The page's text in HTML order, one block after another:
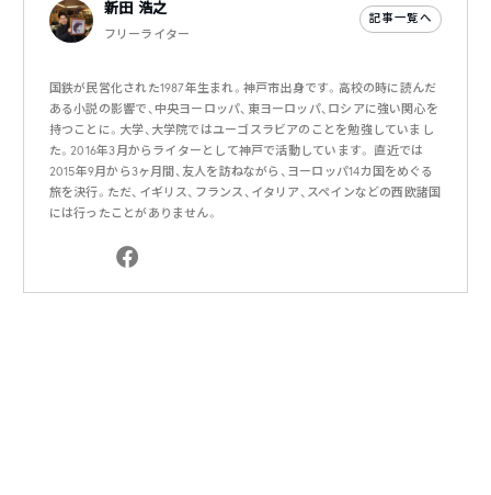
新田 浩之
フリーライター
記事一覧へ
国鉄が民営化された1987年生まれ。神戸市出身です。高校の時に読んだ
ある小説の影響で、中央ヨーロッパ、東ヨーロッパ、ロシアに強い関心を
持つことに。大学、大学院ではユーゴスラビアのことを勉強していまし
た。2016年3月からライターとして神戸で活動しています。 直近では
2015年9月から3ヶ月間、友人を訪ねながら、ヨーロッパ14カ国をめぐる
旅を決行。ただ、イギリス、フランス、イタリア、スペインなどの西欧諸国
には行ったことがありません。